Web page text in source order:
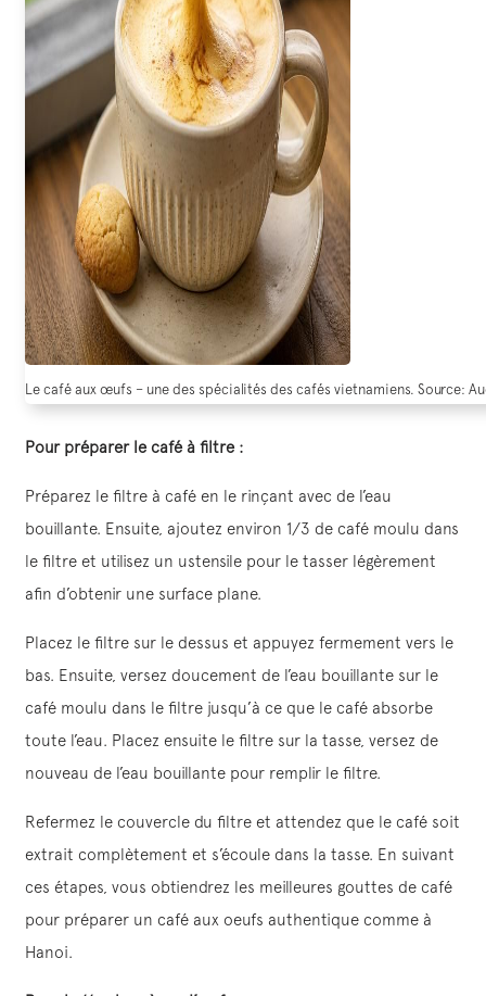
Le café aux œufs – une des spécialités des cafés vietnamiens. Source:
Pour préparer le café à filtre :
Préparez le filtre à café en le rinçant avec de l’eau
bouillante. Ensuite, ajoutez environ 1/3 de café moulu dans
le filtre et utilisez un ustensile pour le tasser légèrement
afin d’obtenir une surface plane.
Placez le filtre sur le dessus et appuyez fermement vers le
bas. Ensuite, versez doucement de l’eau bouillante sur le
café moulu dans le filtre jusqu’à ce que le café absorbe
toute l’eau. Placez ensuite le filtre sur la tasse, versez de
nouveau de l’eau bouillante pour remplir le filtre.
Refermez le couvercle du filtre et attendez que le café soit
extrait complètement et s’écoule dans la tasse. En suivant
ces étapes, vous obtiendrez les meilleures gouttes de café
pour préparer un café aux oeufs authentique comme à
Hanoi.